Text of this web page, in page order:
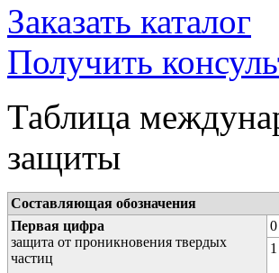
Заказать каталог
Получить
Таблица
защиты
Составляющая обозначения
Первая цифра
защита от проникновения твердых
частиц
0
1